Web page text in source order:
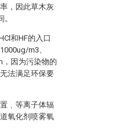
，因此草木灰
和HF的入口
m3、
因为污染物的
法满足环保要
﹑等离子体辐
氧化剂喷雾氧